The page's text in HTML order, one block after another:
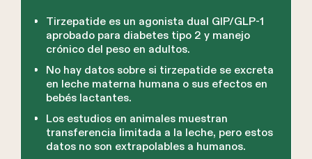
Tirzepatide es un agonista dual GIP/GLP-1
aprobado para diabetes tipo 2 y manejo
crónico del peso en adultos.
No hay datos sobre si tirzepatide se excreta
en leche materna humana o sus efectos en
bebés lactantes.
Los estudios en animales muestran
transferencia limitada a la leche, pero estos
datos no son extrapolables a humanos.